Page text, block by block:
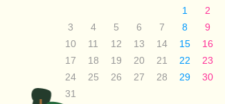
1
2
3
4 5 6 7 8
9
10
11 12 13 14 15
16
17
18 19 20 21 22
23
24
25 26 27 28 29
30
31